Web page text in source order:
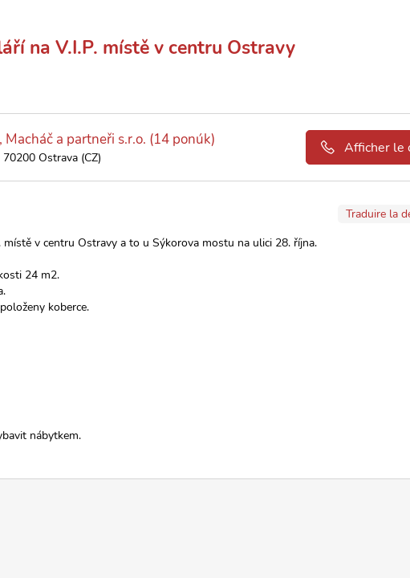
na V.I.P. místě v centru Ostravy
a partneři s.r.o. (14 ponúk)
Ostrava (CZ)
Afficher le
Traduire la
místě v centru Ostravy a to u Sýkorova mostu na ulici 28. října.
24 m2.
koberce.
nábytkem.